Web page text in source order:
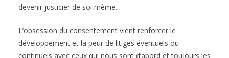
devenir justicier de soi même.
L’obsession du consentement vient renforcer le
développement et la peur de litiges éventuels ou
continuels avec ceux qui nous sont d’abord et toujours les